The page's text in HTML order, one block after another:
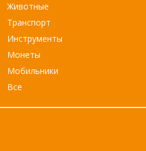
Животные
Транспорт
Инструменты
Монеты
Мобильники
Все